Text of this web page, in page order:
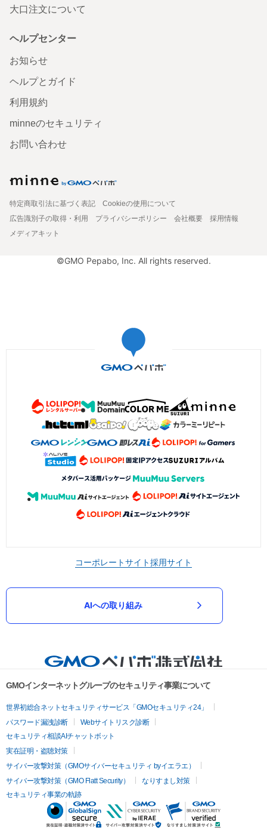
大口注文について
ヘルプセンター
お知らせ
ヘルプとガイド
利用規約
minneのセキュリティ
お問い合わせ
特定商取引法に基づく表記
Cookieの使用について
広告識別子の取得・利用
プライバシーポリシー 会社概要
採用情報
メディアキット
©GMO Pepabo, Inc. All rights reserved.
コーポレートサイト採用サイト
AIへの取り組み
GMOインターネットグループのセキュリティ事業について
世界初総合ネットセキュリティサービス「GMOセキュリティ24」
パスワード漏洩診断
Webサイトリスク診断
セキュリティ相談AIチャットボット
実在証明・盗聴対策
サイバー攻撃対策（GMOサイバーセキュリティ byイエラエ）
サイバー攻撃対策（GMO Flatt Security）
なりすまし対策
セキュリティ事業の軌跡